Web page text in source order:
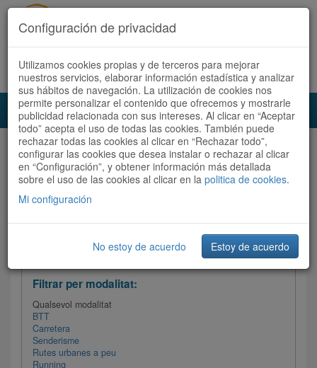
Accedeix Registra't ara Español Català
Audioruta Totes les rutes
Totes les rutes Ordenar per:Més recents/ Dificultat
Filtrar les rutes
Filtrar per modalitat:
Qualsevol modalitat
BTT
Carretera
Senderisme
Rutes urbanes a peu
Running
Configuración de privacidad
Utilizamos cookies propias y de terceros para mejorar
nuestros servicios, elaborar información estadística y analizar
sus hábitos de navegación. La utilización de cookies nos
permite personalizar el contenido que ofrecemos y mostrarle
publicidad relacionada con sus intereses. Al clicar en “Aceptar
todo” acepta el uso de todas las cookies. También puede
rechazar todas las cookies al clicar en “Rechazar todo”,
configurar las cookies que desea instalar o rechazar al clicar
en “Configuración”, y obtener información más detallada
sobre el uso de las cookies al clicar en la politica de cookies.
Mi configuración
No estoy de acuerdo Estoy de acuerdo